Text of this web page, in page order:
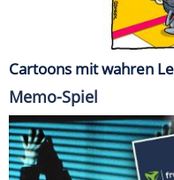
Cartoons mit wahren
Memo-Spiel